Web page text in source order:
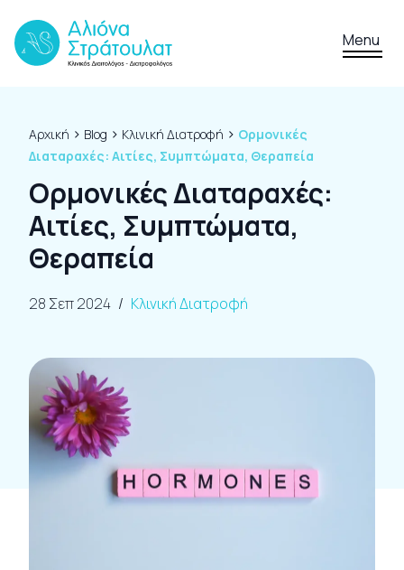
Menu
Αρχική › Blog › Κλινική Διατροφή › Ορμονικές
Διαταραχές: Αιτίες, Συμπτώματα, Θεραπεία
Ορμονικές Διαταραχές:
Αιτίες, Συμπτώματα,
Θεραπεία
28 Σεπ 2024 / Κλινική Διατροφή